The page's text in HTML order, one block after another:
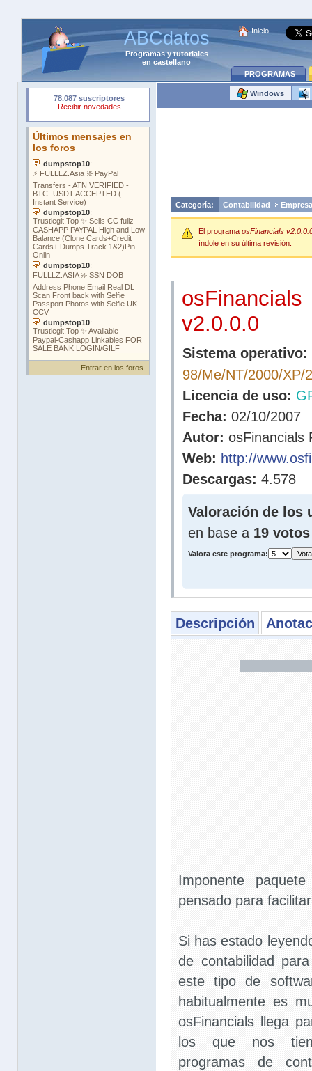
ABCdatos
Programasytutoriales
en castellano
Inicio
PROGRAMAS
Entrar en los foros
Windows
Categoría: Contabilidad
El programa osFinancials
índole en su última revisión.
osFinancials
v2.0.0.0
Sistema operativo:
98/Me/NT/2000/XP/
Licencia de uso:
Fecha: 02/10/2007
Autor: osFinancials
Web: http://
Descargas: 4.578
Valoración de los
en base a 19 votos
Valora este programa:
Descripción
Imponente
pensado para
Si has estado
de contabilidad
este tipo de
habitualmente es
osFinancials llega
los que nos
programas de